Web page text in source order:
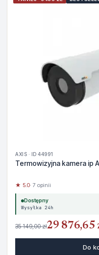
AXIS · ID 44991
Termowizyjna kamera ip
★ 5.0· 7 opinii
Dostępny
Wysyłka 24h
35 149,00 zł29 876,65
Do